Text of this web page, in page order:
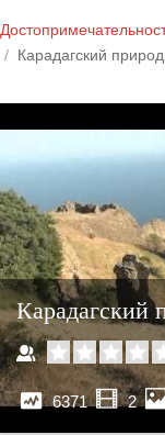
Карадагский
Карадагский
6371 2